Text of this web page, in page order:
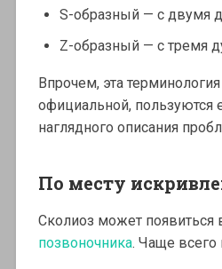
S-образный — с двумя
Z-образный — с тремя
Впрочем, эта
официальной, пользуются
наглядного описания
По месту
Cколиоз может
позвоночника. Чаще